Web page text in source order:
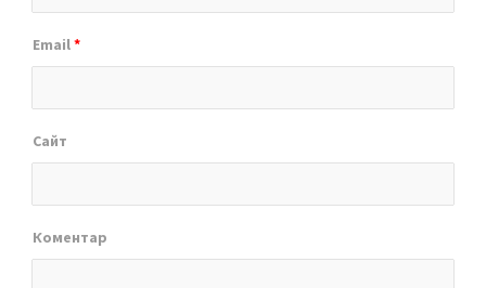
Email*
Сайт
Коментар